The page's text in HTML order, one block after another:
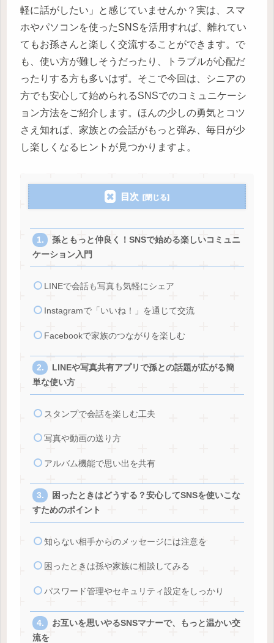
軽に話がしたい」と感じていませんか？実は、スマ
ホやパソコンを使ったSNSを活用すれば、離れてい
てもお孫さんと楽しく交流することができます。で
も、使い方が難しそうだったり、トラブルが心配だ
ったりする方も多いはず。そこで今回は、シニアの
方でも安心して始められるSNSでのコミュニケーシ
ョン方法をご紹介します。ほんの少しの勇気とコツ
さえ知れば、家族との会話がもっと弾み、毎日が少
し楽しくなるヒントが見つかりますよ。
目次
孫ともっと仲良く！SNSで始める楽しいコミュニ
ケーション入門
LINEで会話も写真も気軽にシェア
Instagramで「いいね！」を通じて交流
Facebookで家族のつながりを楽しむ
LINEや写真共有アプリで孫との話題が広がる簡
単な使い方
スタンプで会話を楽しむ工夫
写真や動画の送り方
アルバム機能で思い出を共有
困ったときはどうする？安心してSNSを使いこな
すためのポイント
知らない相手からのメッセージには注意を
困ったときは孫や家族に相談してみる
パスワード管理やセキュリティ設定をしっかり
お互いを思いやるSNSマナーで、もっと温かい交
流を